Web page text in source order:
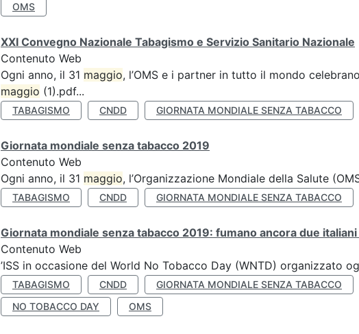
OMS
XXI Convegno Nazionale Tabagismo e Servizio Sanitario Nazionale
Contenuto Web
Ogni anno, il 31 maggio, l’OMS e i partner in tutto il mondo
maggio (1).pdf...
TABAGISMO CNDD GIORNATA MONDIALE SENZA TABACCO
Giornata mondiale senza tabacco 2019
Contenuto Web
Ogni anno, il 31 maggio, l’Organizzazione Mondiale della Salute
TABAGISMO CNDD GIORNATA MONDIALE SENZA TABACCO
Giornata mondiale senza tabacco 2019: fumano ancora due
Contenuto Web
’ISS in occasione del World No Tobacco Day (WNTD) organizzato
TABAGISMO CNDD GIORNATA MONDIALE SENZA TABACCO
NO TOBACCO DAY
OMS